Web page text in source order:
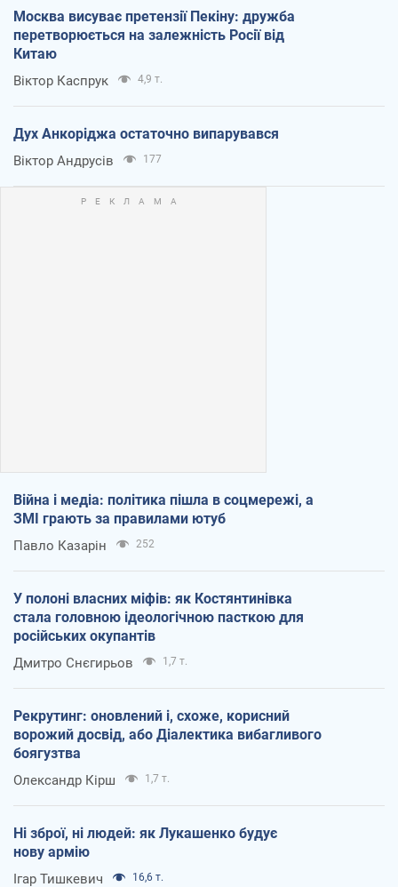
Москва висуває претензії Пекіну: дружба
перетворюється на залежність Росії від
Китаю
Віктор Каспрук 4,9 т.
Дух Анкоріджа остаточно випарувався
Віктор Андрусів 177
Війна і медіа: політика пішла в соцмережі, а
ЗМІ грають за правилами ютуб
Павло Казарін 252
У полоні власних міфів: як Костянтинівка
стала головною ідеологічною пасткою для
російських окупантів
Дмитро Снєгирьов 1,7 т.
Рекрутинг: оновлений і, схоже, корисний
ворожий досвід, або Діалектика вибагливого
боягузтва
Олександр Кірш 1,7 т.
Ні зброї, ні людей: як Лукашенко будує
нову армію
Ігар Тишкевич 16,6 т.